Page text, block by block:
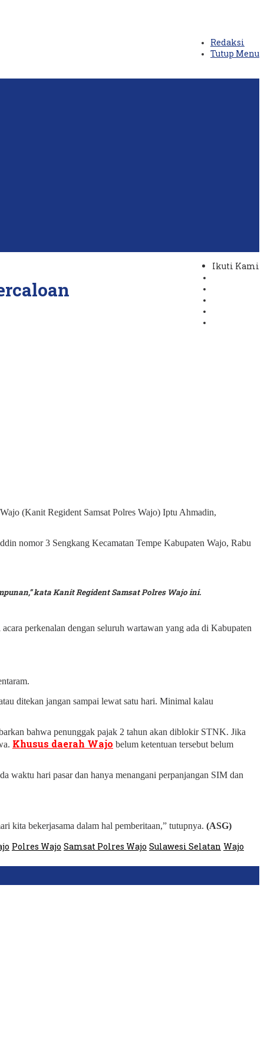
Redaksi
Tutup Menu
Ikuti Kami
(Kanit Regident Samsat Polres Wajo) Iptu Ahmadin,
nomor 3 Sengkang Kecamatan Tempe Kabupaten Wajo, Rabu
kata Kanit Regident Samsat Polres Wajo ini.
perkenalan dengan seluruh wartawan yang ada di Kabupaten
ditekan jangan sampai lewat satu hari. Minimal kalau
bahwa penunggak pajak 2 tahun akan diblokir STNK. Jika
Khusus daerah Wajo belum ketentuan tersebut belum
waktu hari pasar dan hanya menangani perpanjangan SIM dan
kita bekerjasama dalam hal pemberitaan,” tutupnya. (ASG)
Polres Wajo Samsat Polres Wajo Sulawesi Selatan Wajo